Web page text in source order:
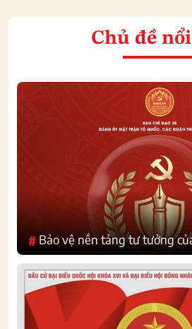
Chủ đề
# Bảo vệ nền tảng tư tưởng